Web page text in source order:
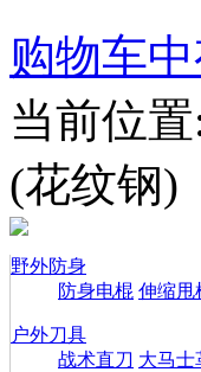
购物车
当前位置
(花纹钢)
野外防身
防身电棍 伸缩甩
户外刀具
战术直刀 大马士